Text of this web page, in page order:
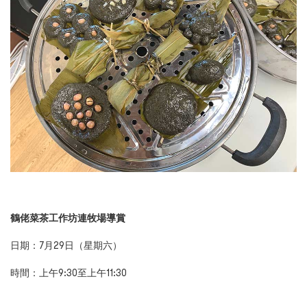
鶴佬菜茶工作坊連牧場導賞
日期： 7月29日（星期六）
時間 ：上午9:30至上午11:30